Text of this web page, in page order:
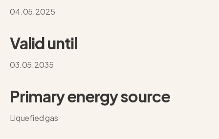
04.05.2025
Valid until
03.05.2035
Primary energy source
Liquefied gas